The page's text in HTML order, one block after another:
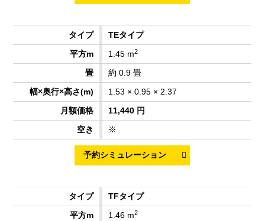
TEタイプ
1.45 m2
約 0.9 畳
1.53 × 0.95 × 2.37
11,440 円
※
TFタイプ
1.46 m2